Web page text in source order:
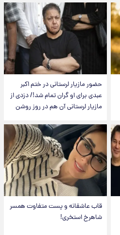
حضور مازیار لرستانی در ختم اکبر
عبدی برای او گران تمام شد!/ دزدی از
مازیار لرستانی آن هم در روز روشن
قاب عاشقانه و پست متفاوت همسر
شاهرخ استخری!